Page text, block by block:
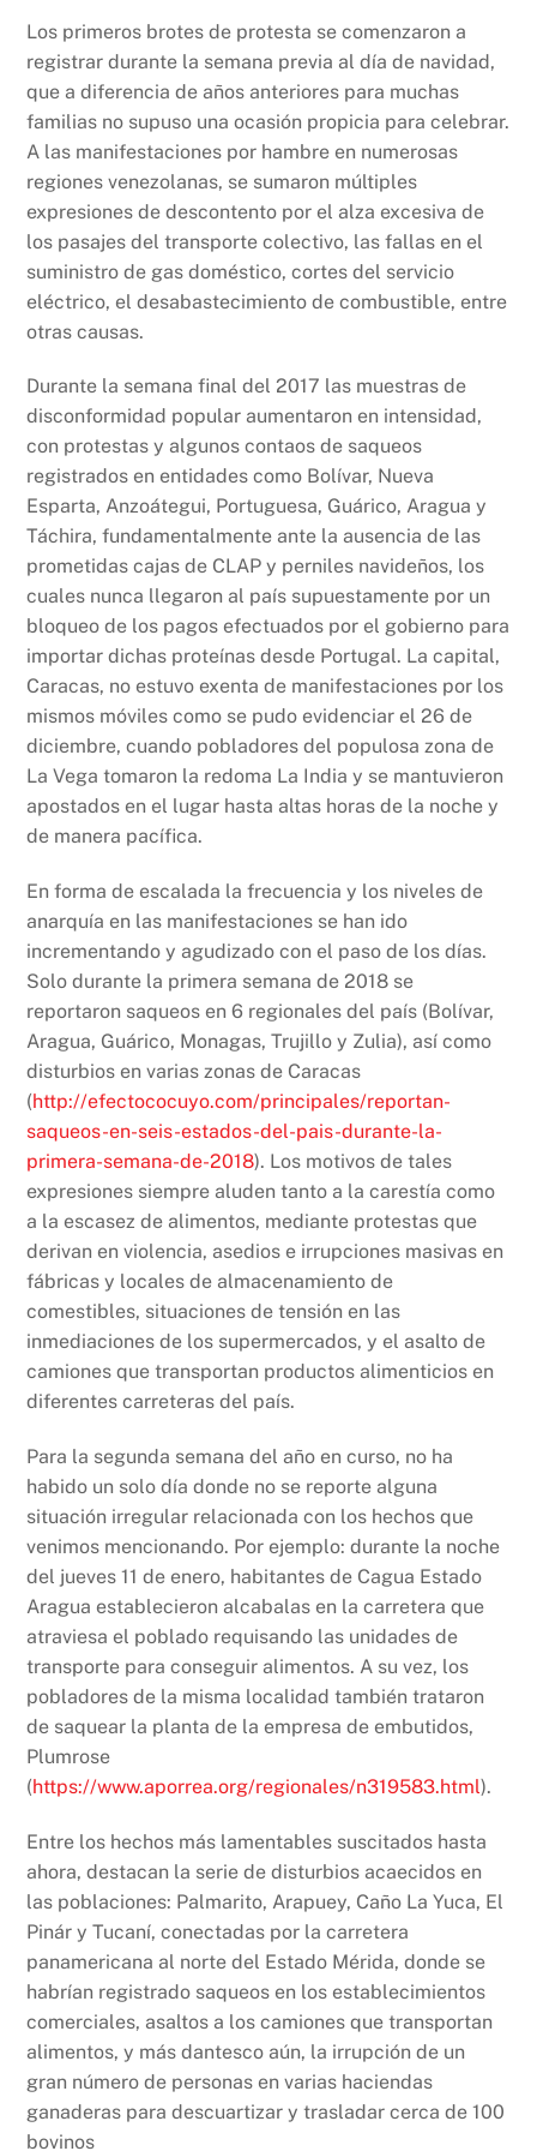
Los primeros brotes de protesta se comenzaron a
registrar durante la semana previa al día de navidad,
que a diferencia de años anteriores para muchas
familias no supuso una ocasión propicia para celebrar.
A las manifestaciones por hambre en numerosas
regiones venezolanas, se sumaron múltiples
expresiones de descontento por el alza excesiva de
los pasajes del transporte colectivo, las fallas en el
suministro de gas doméstico, cortes del servicio
eléctrico, el desabastecimiento de combustible, entre
otras causas.
Durante la semana final del 2017 las muestras de
disconformidad popular aumentaron en intensidad,
con protestas y algunos contaos de saqueos
registrados en entidades como Bolívar, Nueva
Esparta, Anzoátegui, Portuguesa, Guárico, Aragua y
Táchira, fundamentalmente ante la ausencia de las
prometidas cajas de CLAP y perniles navideños, los
cuales nunca llegaron al país supuestamente por un
bloqueo de los pagos efectuados por el gobierno para
importar dichas proteínas desde Portugal. La capital,
Caracas, no estuvo exenta de manifestaciones por los
mismos móviles como se pudo evidenciar el 26 de
diciembre, cuando pobladores del populosa zona de
La Vega tomaron la redoma La India y se mantuvieron
apostados en el lugar hasta altas horas de la noche y
de manera pacífica.
En forma de escalada la frecuencia y los niveles de
anarquía en las manifestaciones se han ido
incrementando y agudizado con el paso de los días.
Solo durante la primera semana de 2018 se
reportaron saqueos en 6 regionales del país (Bolívar,
Aragua, Guárico, Monagas, Trujillo y Zulia), así como
disturbios en varias zonas de Caracas
(http://efectococuyo.com/principales/reportan-
saqueos-en-seis-estados-del-pais-durante-la-
primera-semana-de-2018). Los motivos de tales
expresiones siempre aluden tanto a la carestía como
a la escasez de alimentos, mediante protestas que
derivan en violencia, asedios e irrupciones masivas en
fábricas y locales de almacenamiento de
comestibles, situaciones de tensión en las
inmediaciones de los supermercados, y el asalto de
camiones que transportan productos alimenticios en
diferentes carreteras del país.
Para la segunda semana del año en curso, no ha
habido un solo día donde no se reporte alguna
situación irregular relacionada con los hechos que
venimos mencionando. Por ejemplo: durante la noche
del jueves 11 de enero, habitantes de Cagua Estado
Aragua establecieron alcabalas en la carretera que
atraviesa el poblado requisando las unidades de
transporte para conseguir alimentos. A su vez, los
pobladores de la misma localidad también trataron
de saquear la planta de la empresa de embutidos,
Plumrose
(https://www.aporrea.org/regionales/n319583.html).
Entre los hechos más lamentables suscitados hasta
ahora, destacan la serie de disturbios acaecidos en
las poblaciones: Palmarito, Arapuey, Caño La Yuca, El
Pinár y Tucaní, conectadas por la carretera
panamericana al norte del Estado Mérida, donde se
habrían registrado saqueos en los establecimientos
comerciales, asaltos a los camiones que transportan
alimentos, y más dantesco aún, la irrupción de un
gran número de personas en varias haciendas
ganaderas para descuartizar y trasladar cerca de 100
bovinos